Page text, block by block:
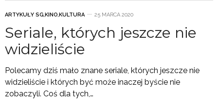
ARTYKUŁY SG,KINO,KULTURA 25 MARCA 2020
Seriale, których jeszcze nie
widzieliście
Polecamy dziś mało znane seriale, których jeszcze nie
widzieliście i których być może inaczej byście nie
zobaczyli. Coś dla tych,…